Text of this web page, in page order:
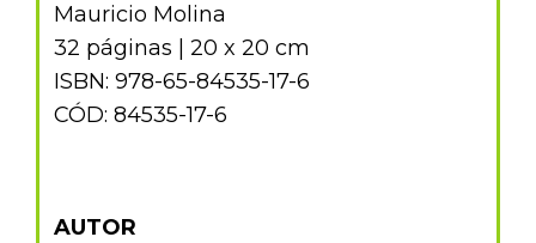
Mauricio Molina
32 páginas | 20 x 20 cm
ISBN: 978-65-84535-17-6
CÓD: 84535-17-6
AUTOR